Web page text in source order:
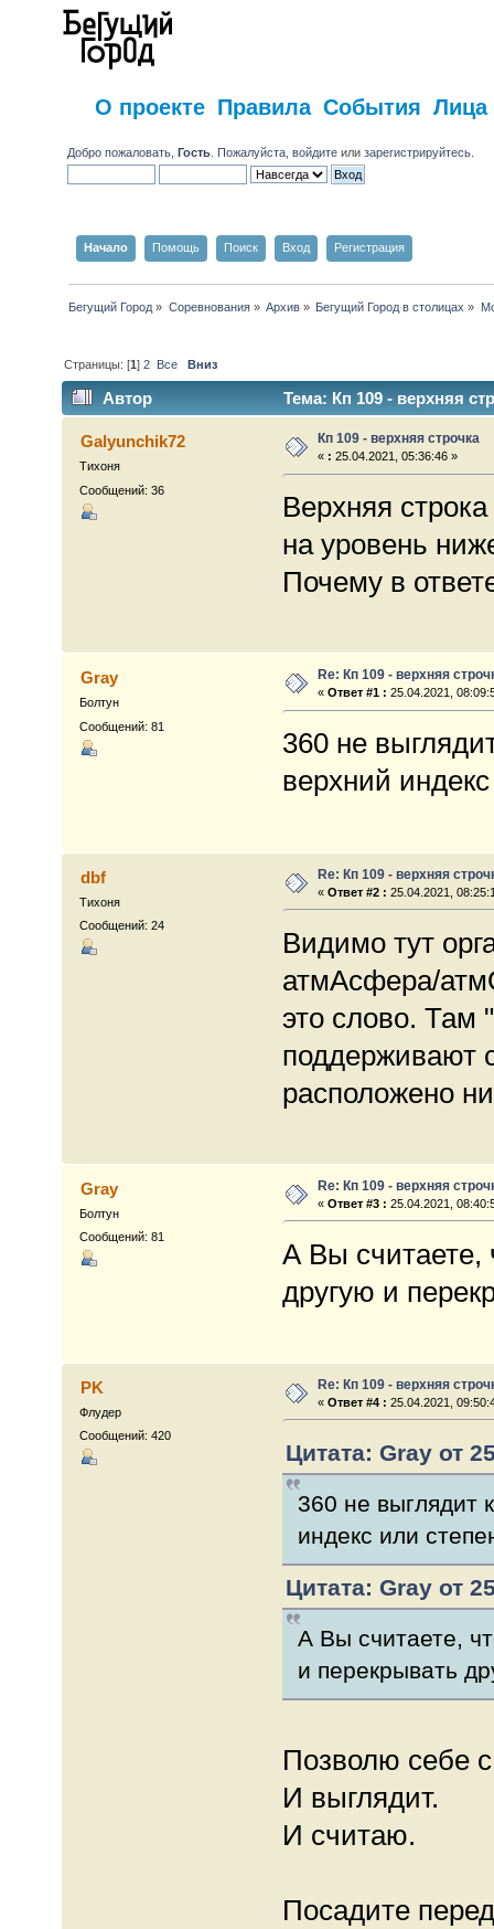
О проекте Правила События Лица
Добро пожаловать,Гость . Пожалуйста,войдите илизарегистрируйтесь
Начало Помощь Поиск Вход Регистрация
Бегущий Город » Соревнования» Архив » Бегущий Город в столицах »
Страницы: [1]2 Все Вниз
Автор Тема: Кп 109 - верхняя
Galyunchik72
Тихоня
Сообщений: 36
Кп 109 - верхняя строчка
« : 25.04.2021, 05:36:46 »
Верхняя
на уровень
Почему в
Gray
Болтун
Сообщений: 81
Re: Кп 109 - верхняя
«Ответ #1 : 25.04.2021,
360 не
верхний
dbf
Тихоня
Сообщений: 24
Re: Кп 109 - верхняя
«Ответ #2 : 25.04.2021,
Видимо тут
атмАсфера/
это слово. Там
поддерживают
расположено
Gray
Болтун
Сообщений: 81
Re: Кп 109 - верхняя
«Ответ #3 : 25.04.2021,
А Вы считаете,
другую и
PK
Флудер
Сообщений: 420
Re: Кп 109 - верхняя
«Ответ #4 : 25.04.2021,
Цитата: Gray от
360 не выглядит
индекс или
Цитата: Gray от
А Вы считаете,
и перекрывать
Позволю себе
И выглядит.
И считаю.
Посадите